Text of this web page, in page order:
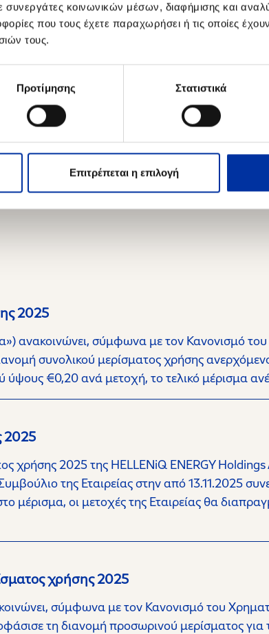
συνεργάτες κοινωνικών μέσων, διαφήμισης και
που τους έχετε παραχωρήσει ή τις οποίες
τους.
Προτίμησης Στατιστικά
Επιτρέπεται η επιλογή
210-6302980, υπεύθυνη κα. Γεωργία
2025
ανακοινώνει, σύμφωνα με τον Κανονισμό
συνολικού μερίσματος χρήσης
ύψους €0,20 ανά μετοχή, το τελικό μέρισμα
2025
χρήσης 2025 της HELLENiQ ENERGY
της Εταιρείας στην από 13.11.2025
μέρισμα, οι μετοχές της Εταιρείας θα
χρήσης 2025
σύμφωνα με τον Κανονισμό του
τη διανομή προσωρινού μερίσματος